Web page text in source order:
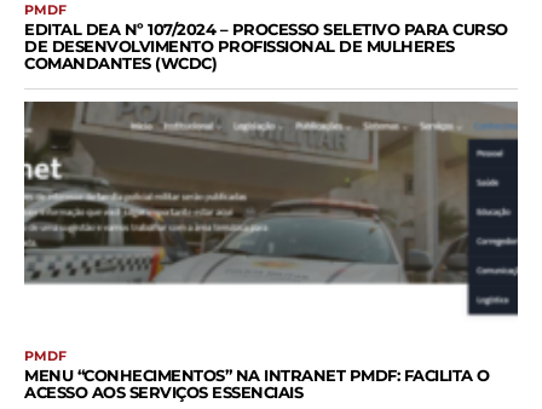
PMDF
EDITAL DEA Nº 107/2024 – PROCESSO SELETIVO PARA CURSO
DE DESENVOLVIMENTO PROFISSIONAL DE MULHERES
COMANDANTES (WCDC)
PMDF
MENU “CONHECIMENTOS” NA INTRANET PMDF: FACILITA O
ACESSO AOS SERVIÇOS ESSENCIAIS